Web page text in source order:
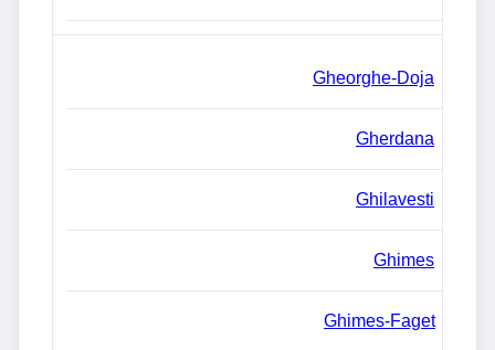
Gheorghe-Doja
Gherdana
Ghilavesti
Ghimes
Ghimes-Faget